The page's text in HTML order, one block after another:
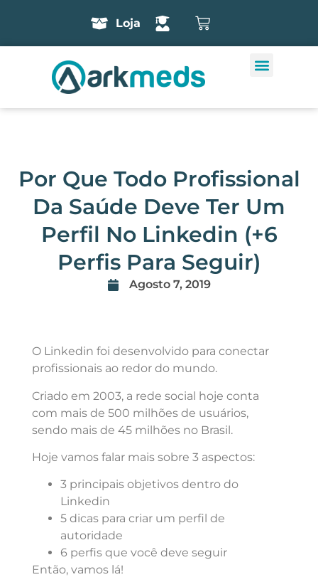
Loja
Por Que Todo Profissional
Da Saúde Deve Ter Um
Perfil No Linkedin (+6
Perfis Para Seguir)
Agosto 7, 2019
O Linkedin foi desenvolvido para conectar
profissionais ao redor do mundo.
Criado em 2003, a rede social hoje conta
com mais de 500 milhões de usuários,
sendo mais de 45 milhões no Brasil.
Hoje vamos falar mais sobre 3 aspectos:
3 principais objetivos dentro do
Linkedin
5 dicas para criar um perfil de
autoridade
6 perfis que você deve seguir
Então, vamos lá!